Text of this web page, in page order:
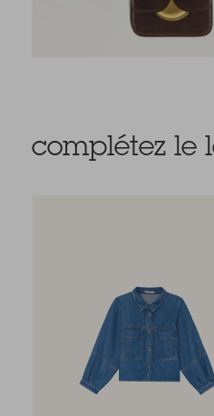
complétez le